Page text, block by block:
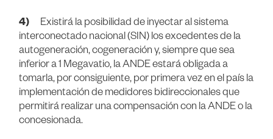
4) Existirá la posibilidad de inyectar al sistema
interconectado nacional (SIN) los excedentes de la
autogeneración, cogeneración y, siempre que sea
inferior a 1 Megavatio, la ANDE estará obligada a
tomarla, por consiguiente, por primera vez en el país la
implementación de medidores bidireccionales que
permitirá realizar una compensación con la ANDE o la
concesionada.